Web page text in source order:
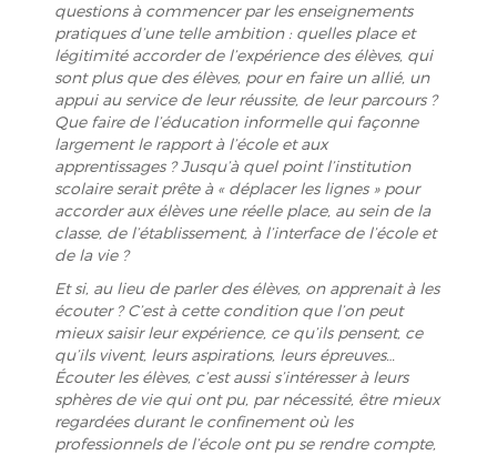
questions à commencer par les enseignements
pratiques d’une telle ambition : quelles place et
légitimité accorder de l’expérience des élèves, qui
sont plus que des élèves, pour en faire un allié, un
appui au service de leur réussite, de leur parcours ?
Que faire de l’éducation informelle qui façonne
largement le rapport à l’école et aux
apprentissages ? Jusqu’à quel point l’institution
scolaire serait prête à « déplacer les lignes » pour
accorder aux élèves une réelle place, au sein de la
classe, de l’établissement, à l’interface de l’école et
de la vie ?
Et si, au lieu de parler des élèves, on apprenait à les
écouter ? C’est à cette condition que l’on peut
mieux saisir leur expérience, ce qu’ils pensent, ce
qu’ils vivent, leurs aspirations, leurs épreuves…
Écouter les élèves, c’est aussi s’intéresser à leurs
sphères de vie qui ont pu, par nécessité, être mieux
regardées durant le confinement où les
professionnels de l’école ont pu se rendre compte,